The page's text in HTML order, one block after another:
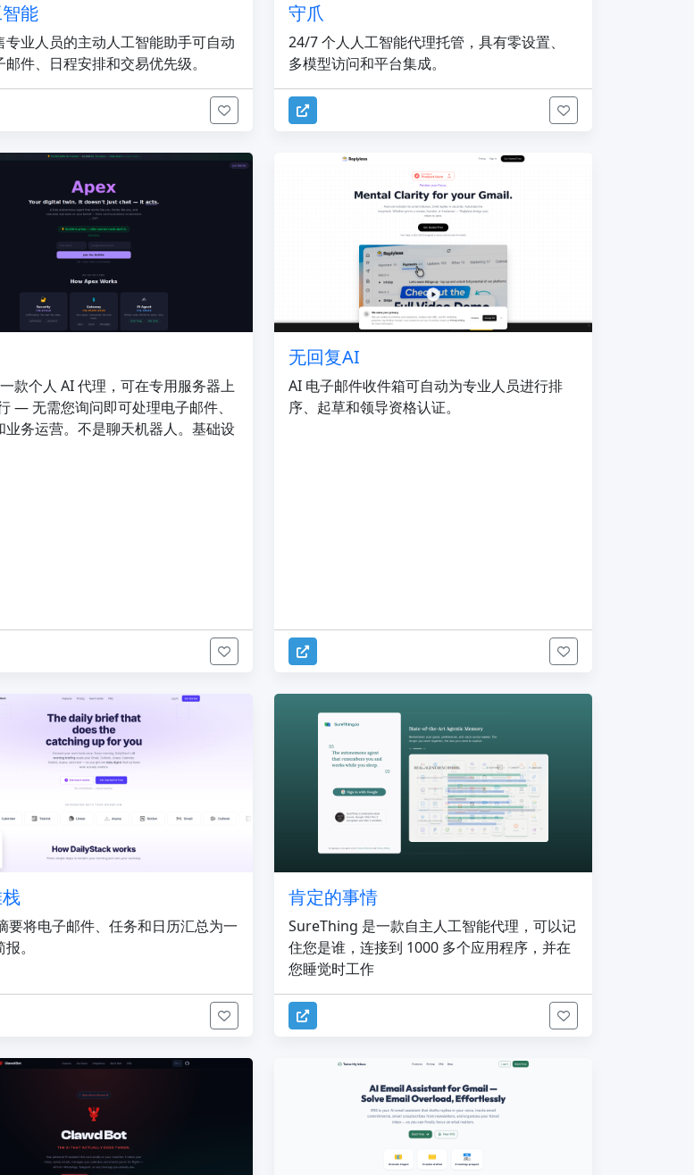
能
专业人员的主动人工智能助手可自动
件、日程安排和交易优先级。
守爪
24/7 个人人工智能代理托管，具有零设置、
多模型访问和平台集成。
款个人 AI 代理，可在专用服务器上
— 无需您询问即可处理电子邮件、
业务运营。不是聊天机器人。基础设
无回复AI
AI 电子邮件收件箱可自动为专业人员进行排
序、起草和领导资格认证。
要将电子邮件、任务和日历汇总为一
。
肯定的事情
SureThing 是一款自主人工智能代理，可以记
住您是谁，连接到 1000 多个应用程序，并在
您睡觉时工作